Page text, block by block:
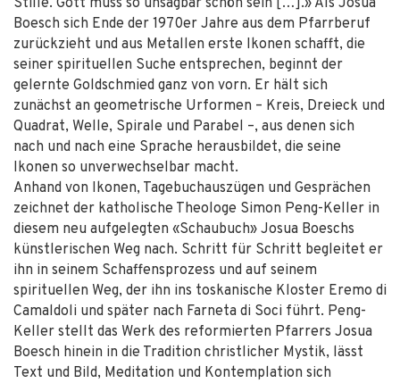
Stille. Gott muss so unsagbar schön sein […].» Als Josua
Boesch sich Ende der 1970er Jahre aus dem Pfarrberuf
zurückzieht und aus Metallen erste Ikonen schafft, die
seiner spirituellen Suche entsprechen, beginnt der
gelernte Goldschmied ganz von vorn. Er hält sich
zunächst an geometrische Urformen – Kreis, Dreieck und
Quadrat, Welle, Spirale und Parabel –, aus denen sich
nach und nach eine Sprache herausbildet, die seine
Ikonen so unverwechselbar macht.
Anhand von Ikonen, Tagebuchauszügen und Gesprächen
zeichnet der katholische Theologe Simon Peng-Keller in
diesem neu aufgelegten «Schaubuch» Josua Boeschs
künstlerischen Weg nach. Schritt für Schritt begleitet er
ihn in seinem Schaffensprozess und auf seinem
spirituellen Weg, der ihn ins toskanische Kloster Eremo di
Camaldoli und später nach Farneta di Soci führt. Peng-
Keller stellt das Werk des reformierten Pfarrers Josua
Boesch hinein in die Tradition christlicher Mystik, lässt
Text und Bild, Meditation und Kontemplation sich